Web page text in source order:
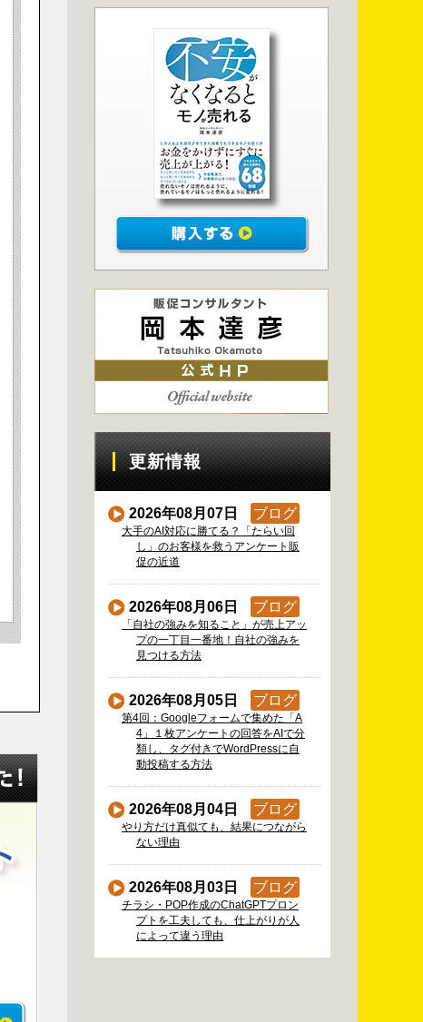
更新情報
2026年08月07日 ブログ
大手のAI対応に勝てる？「たらい回
し」のお客様を救うアンケート販
促の近道
2026年08月06日 ブログ
「自社の強みを知ること」が売上アッ
プの一丁目一番地！自社の強みを
見つける方法
2026年08月05日 ブログ
第4回：Googleフォームで集めた「A
4」１枚アンケートの回答をAIで分
類し、タグ付きでWordPressに自
動投稿する方法
2026年08月04日 ブログ
やり方だけ真似ても、結果につながら
ない理由
2026年08月03日 ブログ
チラシ・POP作成のChatGPTプロン
プトを工夫しても、仕上がりが人
によって違う理由